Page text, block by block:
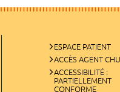
ESPACE PATIENT
ACCÈS AGENT CHU
ACCESSIBILITÉ :
PARTIELLEMENT
CONFORME